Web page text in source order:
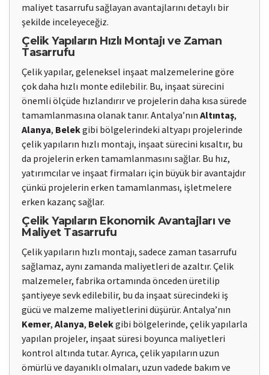
maliyet tasarrufu sağlayan avantajlarını detaylı bir
şekilde inceleyeceğiz.
Çelik Yapıların Hızlı Montajı ve Zaman
Tasarrufu
Çelik yapılar, geleneksel inşaat malzemelerine göre
çok daha hızlı monte edilebilir. Bu, inşaat sürecini
önemli ölçüde hızlandırır ve projelerin daha kısa sürede
tamamlanmasına olanak tanır. Antalya’nın Altıntaş,
Alanya, Belekgibi bölgelerindeki altyapı projelerinde
çelik yapıların hızlı montajı, inşaat sürecini kısaltır, bu
da projelerin erken tamamlanmasını sağlar. Bu hız,
yatırımcılar ve inşaat firmaları için büyük bir avantajdır
çünkü projelerin erken tamamlanması, işletmelere
erken kazanç sağlar.
Çelik Yapıların Ekonomik Avantajları ve
Maliyet Tasarrufu
Çelik yapıların hızlı montajı, sadece zaman tasarrufu
sağlamaz, aynı zamanda maliyetleri de azaltır. Çelik
malzemeler, fabrika ortamında önceden üretilip
şantiyeye sevk edilebilir, bu da inşaat sürecindeki iş
gücü ve malzeme maliyetlerini düşürür. Antalya’nın
Kemer, Alanya, Belekgibi bölgelerinde, çelik yapılarla
yapılan projeler, inşaat süresi boyunca maliyetleri
kontrol altında tutar. Ayrıca, çelik yapıların uzun
ömürlü ve dayanıklı olmaları, uzun vadede bakım ve